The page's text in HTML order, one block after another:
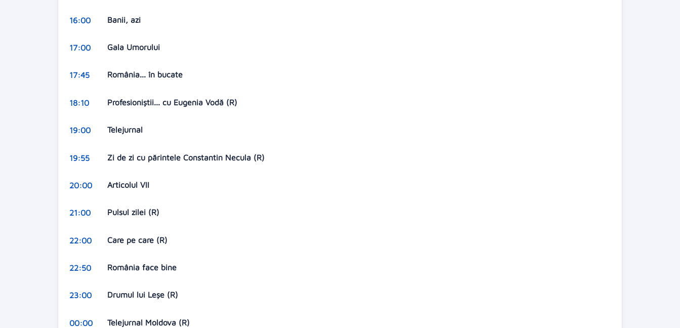
16:00 Banii, azi
17:00 Gala Umorului
17:45 România... în bucate
18:10 Profesioniştii... cu Eugenia Vodă (R)
19:00 Telejurnal
19:55 Zi de zi cu părintele Constantin Necula (R)
20:00 Articolul VII
21:00 Pulsul zilei (R)
22:00 Care pe care (R)
22:50 România face bine
23:00 Drumul lui Leşe (R)
00:00 Telejurnal Moldova (R)